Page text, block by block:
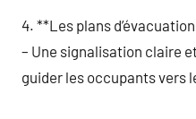
4. **Les plans
– Une signalisation claire
guider les occupants vers